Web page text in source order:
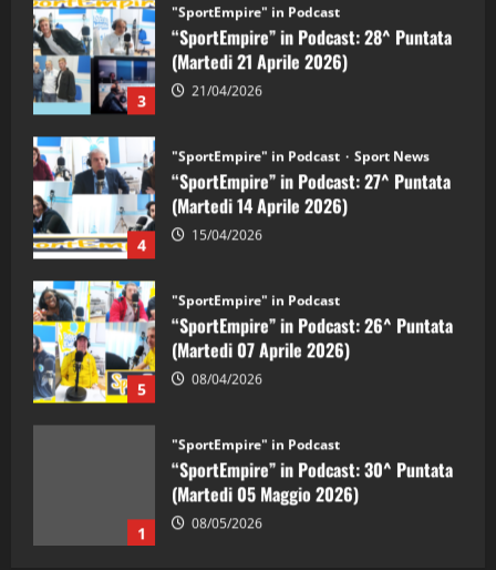
3
"SportEmpire" in Podcast
“SportEmpire” in Podcast: 28^ Puntata
(Martedi 21 Aprile 2026)
21/04/2026
4
"SportEmpire" in Podcast Sport News
“SportEmpire” in Podcast: 27^ Puntata
(Martedi 14 Aprile 2026)
15/04/2026
5
"SportEmpire" in Podcast
“SportEmpire” in Podcast: 26^ Puntata
(Martedi 07 Aprile 2026)
08/04/2026
1
"SportEmpire" in Podcast
“SportEmpire” in Podcast: 30^ Puntata
(Martedi 05 Maggio 2026)
08/05/2026